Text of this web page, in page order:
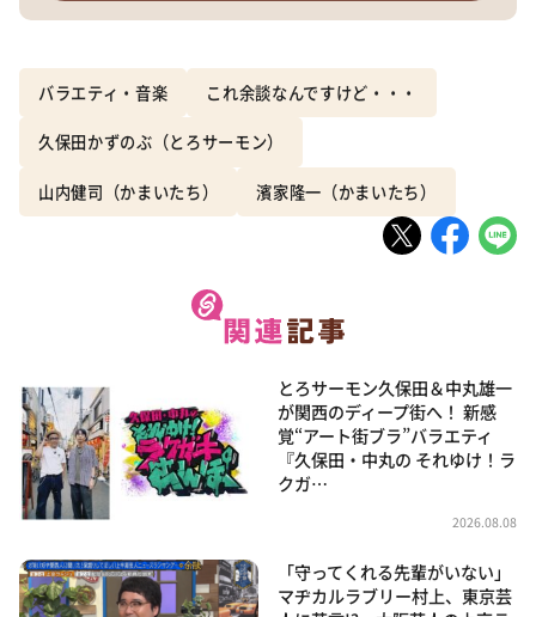
バラエティ・音楽 これ余談なんですけど・・・
久保田かずのぶ（とろサーモン）
山内健司（かまいたち） 濱家隆一（かまいたち）
とろサーモン久保田＆中丸雄一
が関西のディープ街へ！ 新感
覚“アート街ブラ”バラエティ
『久保田・中丸の それゆけ！ラ
クガ…
2026.08.08
「守ってくれる先輩がいない」
マヂカルラブリー村上、東京芸